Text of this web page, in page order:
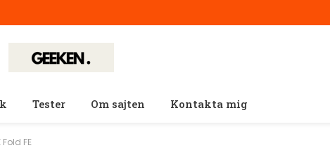
Tester Om sajten Kontakta mig
FE